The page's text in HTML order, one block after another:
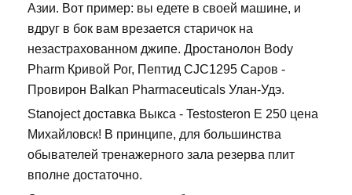
Азии. Вот пример: вы едете в своей машине, и
вдруг в бок вам врезается старичок на
незастрахованном джипе. Дростанолон Body
Pharm Кривой Рог, Пептид CJC1295 Саров -
Провирон Balkan Pharmaceuticals Улан-Удэ.
Stanoject доставка Выкса - Testosteron E 250 цена
Михайловск! В принципе, для большинства
обывателей тренажерного зала резерва плит
вполне достаточно.